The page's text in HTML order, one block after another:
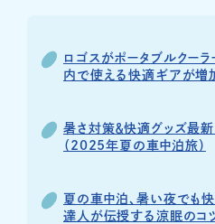
ロゴスがポータブルクーラ
内で使える快適ギアが増
暑さ対策＆快適グッズ最
（2025年夏の車中泊旅）
夏の車中泊、暑い夜でも
達人が伝授する涼眠のコ